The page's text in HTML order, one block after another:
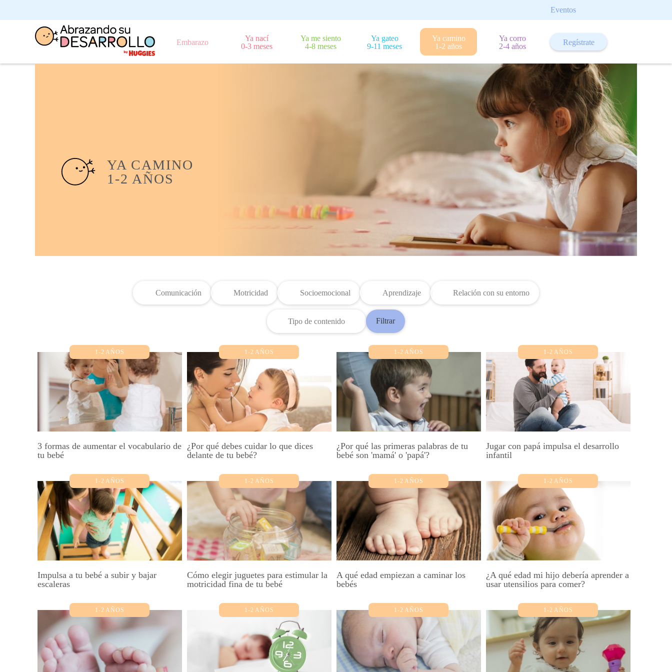
Eventos
Embarazo
Ya nací
0-3 meses
Ya me siento
4-8 meses
Ya gateo
9-11 meses
Ya camino
1-2 años
Ya corro
2-4 años
Regístrate
YA CAMINO
1-2 AÑOS
Comunicación Motricidad Socioemocional Aprendizaje Relación con su entorno
Tipo de contenido Filtrar
1-2 AÑOS
3 formas de aumentar el vocabulario de
tu bebé
1-2 AÑOS
¿Por qué debes cuidar lo que dices
delante de tu bebé?
1-2 AÑOS
¿Por qué las primeras palabras de tu
bebé son 'mamá' o 'papá'?
1-2 AÑOS
Jugar con papá impulsa el desarrollo
infantil
1-2 AÑOS
Impulsa a tu bebé a subir y bajar
escaleras
1-2 AÑOS
Cómo elegir juguetes para estimular la
motricidad fina de tu bebé
1-2 AÑOS
A qué edad empiezan a caminar los
bebés
1-2 AÑOS
¿A qué edad mi hijo debería aprender a
usar utensilios para comer?
1-2 AÑOS 1-2 AÑOS 1-2 AÑOS 1-2 AÑOS